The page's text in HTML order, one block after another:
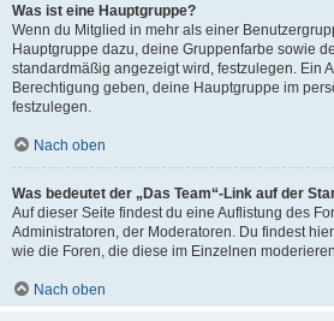
Was ist eine Hauptgruppe?
Wenn du Mitglied in mehr als einer
Hauptgruppe dazu, deine Gruppenfarbe sowie
standardmäßig angezeigt wird, festzulegen. Ein
Berechtigung geben, deine Hauptgruppe im
festzulegen.
Nach oben
Was bedeutet der „Das Team“-Link auf der
Auf dieser Seite findest du eine Auflistung des
Administratoren, der Moderatoren. Du findest
wie die Foren, die diese im Einzelnen
Nach oben